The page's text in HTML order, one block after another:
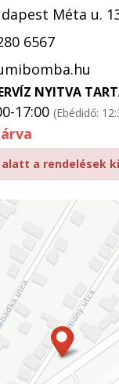
Méta u.
6567
NYITVA
17:00 (Ebédidő:
alatt a rendelések